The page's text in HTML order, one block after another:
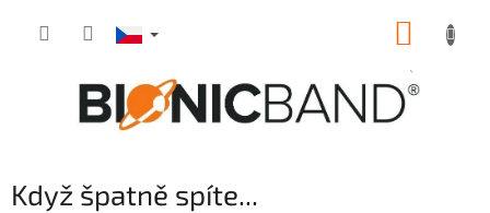
Když špatně spíte...